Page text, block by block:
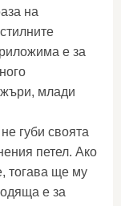
на
е за
млади
губи своята
петел. Ако
тогава ще му
е за